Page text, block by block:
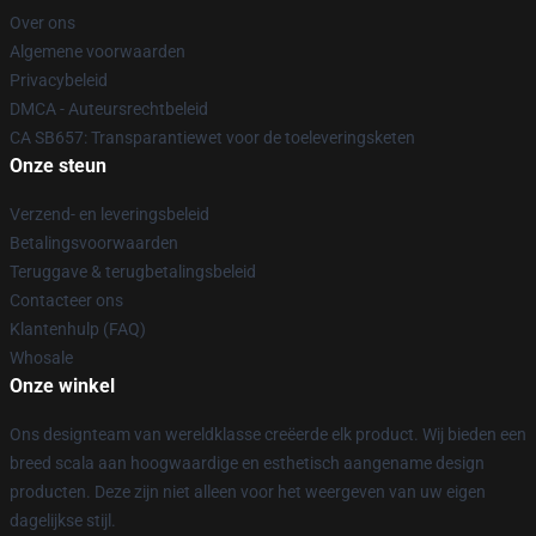
Over ons
Algemene voorwaarden
Privacybeleid
DMCA - Auteursrechtbeleid
CA SB657: Transparantiewet voor de toeleveringsketen
Onze steun
Verzend- en leveringsbeleid
Betalingsvoorwaarden
Teruggave & terugbetalingsbeleid
Contacteer ons
Klantenhulp (FAQ)
Whosale
Onze winkel
Ons designteam van wereldklasse creëerde elk product. Wij bieden een
breed scala aan hoogwaardige en esthetisch aangename design
producten. Deze zijn niet alleen voor het weergeven van uw eigen
dagelijkse stijl.